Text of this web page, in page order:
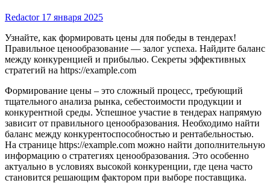
Redactor 17 января 2025
Узнайте, как формировать цены для победы в тендерах!
Правильное ценообразование — залог успеха. Найдите баланс
между конкуренцией и прибылью. Секреты эффективных
стратегий на https://example.com
Формирование цены – это сложный процесс, требующий
тщательного анализа рынка, себестоимости продукции и
конкурентной среды. Успешное участие в тендерах напрямую
зависит от правильного ценообразования. Необходимо найти
баланс между конкурентоспособностью и рентабельностью.
На странице https://example.com можно найти дополнительную
информацию о стратегиях ценообразования. Это особенно
актуально в условиях высокой конкуренции, где цена часто
становится решающим фактором при выборе поставщика.